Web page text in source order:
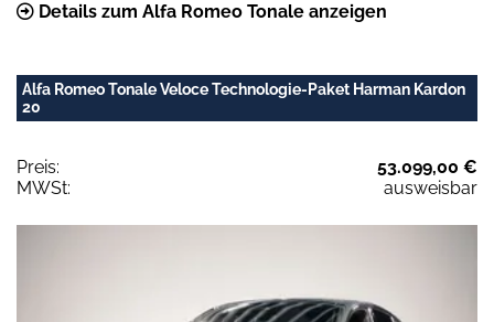
Details zum Alfa Romeo Tonale anzeigen
Alfa Romeo Tonale Veloce Technologie-Paket Harman Kardon
20
Preis:
53.099,00 €
MWSt:
ausweisbar